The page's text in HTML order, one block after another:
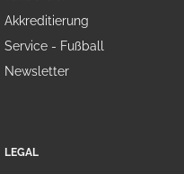
Akkreditierung
Service - Fußball
Newsletter
LEGAL